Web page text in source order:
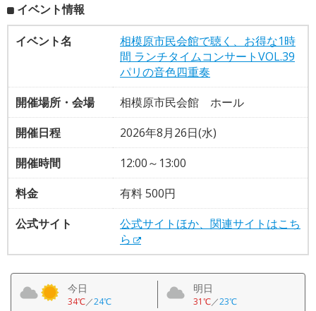
イベント情報
イベント名
相模原市民会館で聴く、お得な1時
間 ランチタイムコンサートVOL.39
パリの音色四重奏
開催場所・会場
相模原市民会館 ホール
開催日程
2026年8月26日(水)
開催時間
12:00～13:00
料金
有料 500円
公式サイト
公式サイトほか、関連サイトはこち
ら
今日
34℃／24℃
明日
31℃／23℃